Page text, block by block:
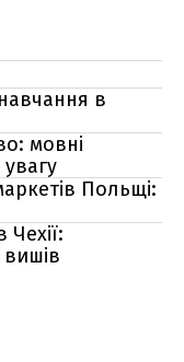
в
мовні
Польщі:
вишів